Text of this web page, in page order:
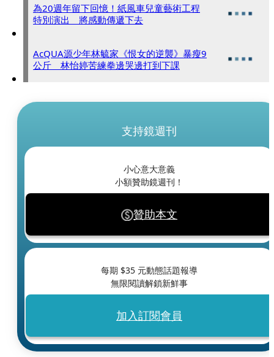
為20週年留下回憶！紙風車兒童藝術工程
特別演出 將感動傳遞下去
AcQUA源少年林毓家《恨女的逆襲》暴瘦9
公斤 林怡婷苦練拳邊哭邊打到下課
支持鏡週刊
小心意大意義
小額贊助鏡週刊！
贊助本文
每期 $35 元動態話題報導
無限閱讀解鎖新鮮事
加入訂閱會員